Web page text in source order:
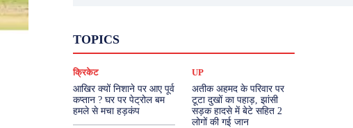
TOPICS
दुनिया
मनोरंजन
राजनीति वास्तु शास्त्र
More
क्रिकेट
आखिर क्यों निशाने पर आए पूर्व
कप्तान ? घर पर पेट्रोल बम
हमले से मचा हड़कंप
UP
अतीक अहमद के परिवार पर
टूटा दुखों का पहाड़, झांसी
सड़क हादसे में बेटे सहित 2
लोगों की गई जान